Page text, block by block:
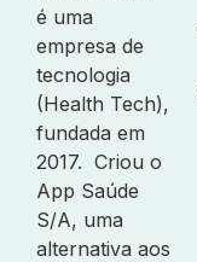
é uma
empresa de
tecnologia
(Health Tech),
fundada em
2017. Criou o
App Saúde
S/A, uma
alternativa aos